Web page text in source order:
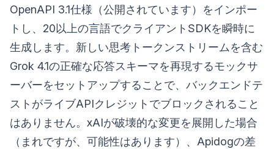
OpenAPI 3.1仕様（公開されています）をインポー
トし、20以上の言語でクライアントSDKを瞬時に
生成します。新しい思考トークンストリームを含む
Grok 4.1の正確な応答スキーマを再現するモックサ
ーバーをセットアップすることで、バックエンドテ
ストがライブAPIクレジットでブロックされること
はありません。xAIが破壊的な変更を展開した場合
（まれですが、可能性はあります）、Apidogの差